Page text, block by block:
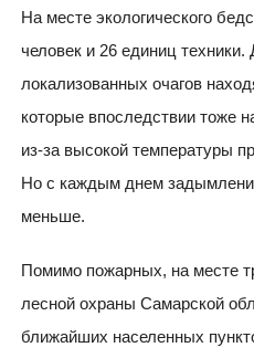
На месте экологического
человек и 26 единиц техники.
локализованных очагов
которые впоследствии тоже
из-за высокой температуры
Но с каждым днем
меньше.
Помимо пожарных, на месте
лесной охраны Самарской
ближайших населенных